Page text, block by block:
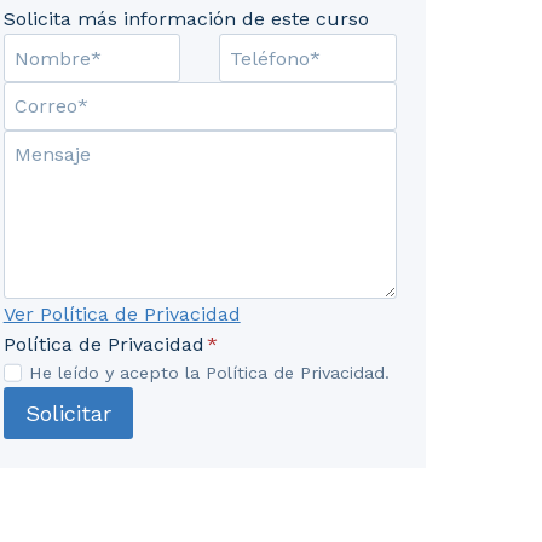
más botón para ver el contenido completo.
Solicita más información de este curso
Ver Política de Privacidad
Política de Privacidad *
He leído y acepto la Política de Privacidad.
Solicitar